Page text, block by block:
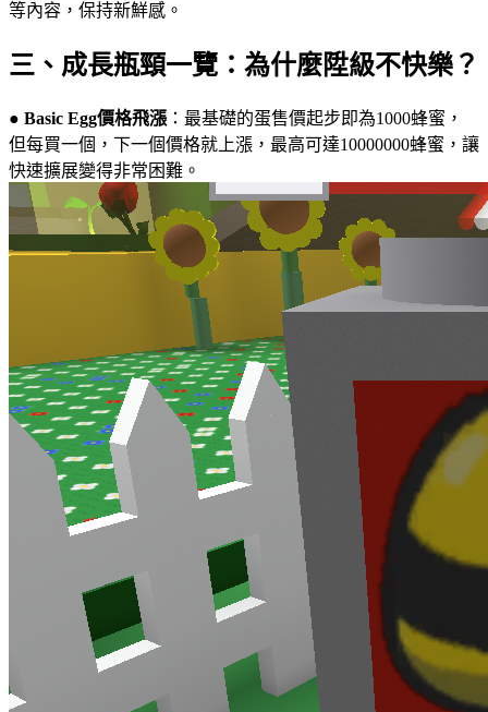
等內容，保持新鮮感。
三、成長瓶頸一覽：為什麼陞級不快樂？
● Basic Egg價格飛漲 ：最基礎的蛋售價起步即為1000蜂蜜，
但每買一個，下一個價格就上漲，最高可達10000000蜂蜜，讓
快速擴展變得非常困難。